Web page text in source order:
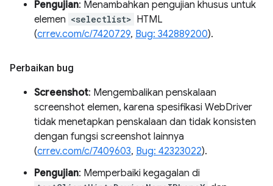
Pengujian: Menambahkan pengujian khusus untuk
elemen <selectlist> HTML
(crrev.com/c/7420729, Bug: 342889200).
Perbaikan bug
Screenshot: Mengembalikan penskalaan
screenshot elemen, karena spesifikasi WebDriver
tidak menetapkan penskalaan dan tidak konsisten
dengan fungsi screenshot lainnya
(crrev.com/c/7409603, Bug: 42323022).
Pengujian: Memperbaiki kegagalan di